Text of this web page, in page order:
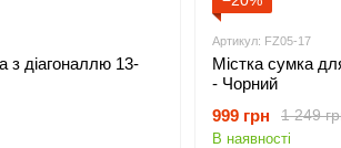
з діагоналлю 13-
Артикул: FZ05-17
Містка сумка
- Чорний
1 249
999 грн
В наявності